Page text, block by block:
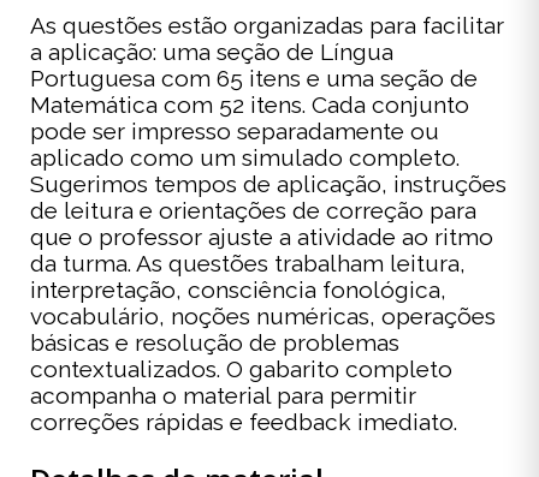
As questões estão organizadas para facilitar
a aplicação: uma seção de Língua
Portuguesa com 65 itens e uma seção de
Matemática com 52 itens. Cada conjunto
pode ser impresso separadamente ou
aplicado como um simulado completo.
Sugerimos tempos de aplicação, instruções
de leitura e orientações de correção para
que o professor ajuste a atividade ao ritmo
da turma. As questões trabalham leitura,
interpretação, consciência fonológica,
vocabulário, noções numéricas, operações
básicas e resolução de problemas
contextualizados. O gabarito completo
acompanha o material para permitir
correções rápidas e feedback imediato.